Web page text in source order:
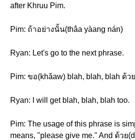
after Khruu Pim.
Pim: ถ้าอย่างนั้น(thâa yàang nán)
Ryan: Let's go to the next phrase.
Pim: ขอ(khǎaw) blah, blah, blah ด้ว
Ryan: I will get blah, blah, blah too.
Pim: The usage of this phrase is
means, "please give me." And ด้วย